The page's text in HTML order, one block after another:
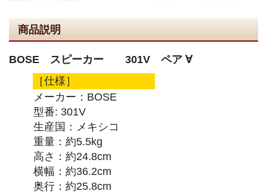
商品説明
BOSE スピーカー 301V ペア ∀
［仕様］
メーカー：BOSE
型番: 301V
生産国：メキシコ
重量：約5.5kg
高さ：約24.8cm
横幅：約36.2cm
奥行：約25.8cm